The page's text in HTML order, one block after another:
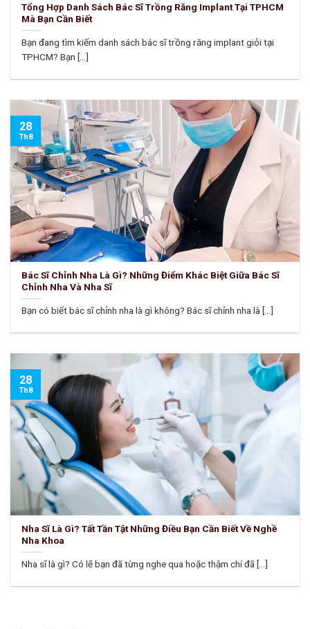
Tổng Hợp Danh Sách Bác Sĩ Trồng Răng Implant Tại TPHCM
Mà Bạn Cần Biết
Bạn đang tìm kiếm danh sách bác sĩ trồng răng implant giỏi tại
TPHCM? Bạn [...]
Bác Sĩ Chỉnh Nha Là Gì? Những Điểm Khác Biệt Giữa Bác Sĩ
Chỉnh Nha Và Nha Sĩ
Bạn có biết bác sĩ chỉnh nha là gì không? Bác sĩ chỉnh nha là [...]
28
Th8
Nha Sĩ Là Gì? Tất Tần Tật Những Điều Bạn Cần Biết Về Nghề
Nha Khoa
Nha sĩ là gì? Có lẽ bạn đã từng nghe qua hoặc thậm chí đã [...]
28
Th8